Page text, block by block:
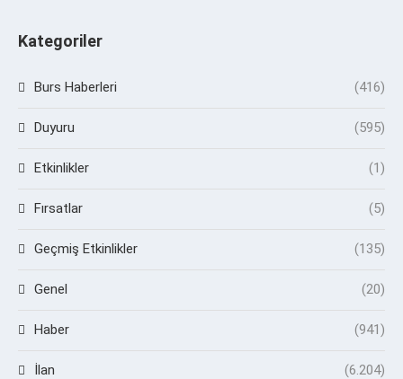
Kategoriler
Burs Haberleri (416)
Duyuru (595)
Etkinlikler (1)
Fırsatlar (5)
Geçmiş Etkinlikler (135)
Genel (20)
Haber (941)
İlan (6.204)